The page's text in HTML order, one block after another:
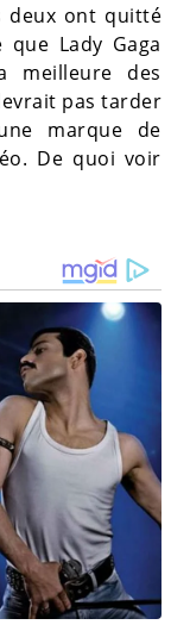
deux ont quitté
Lady Gaga
meilleure des
pas tarder
marque de
De quoi voir